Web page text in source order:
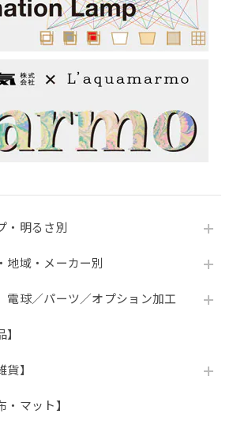
・明るさ別
地域・メーカー別
電球／パーツ／オプション加工
貨】
・マット】